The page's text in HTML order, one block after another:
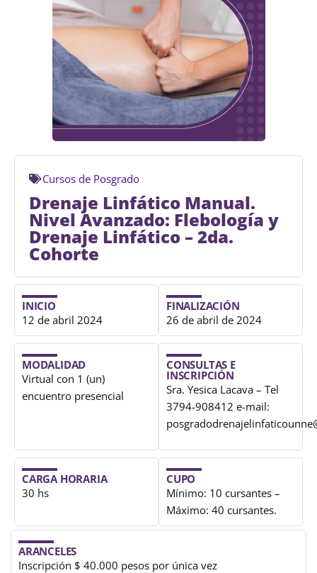
Cursos de Posgrado
Drenaje Linfático Manual.
Nivel Avanzado: Flebología y
Drenaje Linfático – 2da.
Cohorte
INICIO
12 de abril 2024
FINALIZACIÓN
26 de abril de 2024
MODALIDAD
Virtual con 1 (un)
encuentro presencial
CONSULTAS E
INSCRIPCIÓN
Sra. Yesica Lacava – Tel
3794-908412 e-mail:
CARGA HORARIA
30 hs
CUPO
Mínimo: 10 cursantes –
Máximo: 40 cursantes.
ARANCELES
Inscripción $ 40.000 pesos por única vez